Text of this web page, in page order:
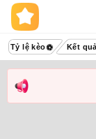
qua
nội
dung
Tỷ lệ kèo Kết quả